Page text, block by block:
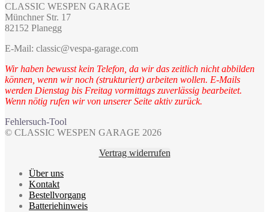
CLASSIC WESPEN GARAGE
Münchner Str. 17
82152 Planegg
E-Mail: classic@vespa-garage.com
Wir haben bewusst kein Telefon, da wir das zeitlich nicht abbilden
können, wenn wir noch (strukturiert) arbeiten wollen. E-Mails
werden Dienstag bis Freitag vormittags zuverlässig bearbeitet.
Wenn nötig rufen wir von unserer Seite aktiv zurück.
Fehlersuch-Tool
© CLASSIC WESPEN GARAGE 2026
Vertrag widerrufen
Über uns
Kontakt
Bestellvorgang
Batteriehinweis